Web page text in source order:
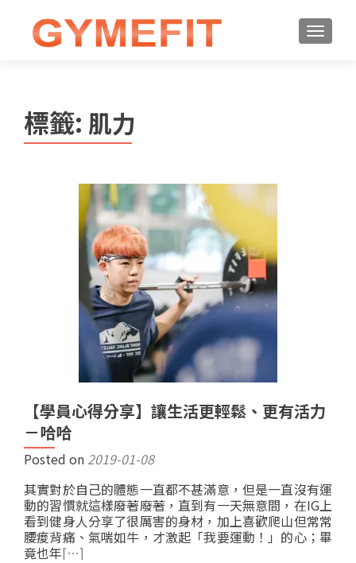
標籤: 肌力
【學員心得分享】讓生活更輕鬆、更有活力
－哈哈
Posted on 2019-01-08
其實對於自己的體態一直都不甚滿意，但是一直沒有運
動的習慣就這樣廢著廢著，直到有一天無意間，在IG上
看到健身人分享了很厲害的身材，加上喜歡爬山但常常
腰痠背痛、氣喘如牛，才激起「我要運動！」的心；畢
竟也年[…]